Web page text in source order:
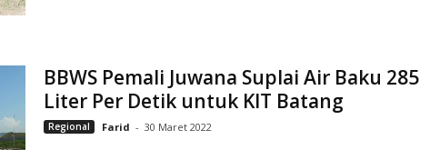
BBWS Pemali Juwana Suplai Air Baku 285
Liter Per Detik untuk KIT Batang
Regional Farid - 30 Maret 2022